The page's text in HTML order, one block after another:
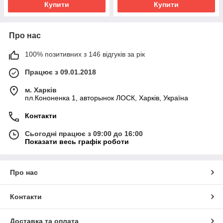
Купити Купити
Про нас
100% позитивних з 146 відгуків за рік
Працює з 09.01.2018
м. Харків
пл.Кононенка 1, авторынок ЛОСК, Харків, Україна
Контакти
Сьогодні працює з 09:00 до 16:00
Показати весь графік роботи
Про нас
Контакти
Доставка та оплата